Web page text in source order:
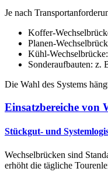
Je nach
Koffer-
Planen-
Kühl-
Sonderaufbauten: z.
Die Wahl des Systems
Einsatzbereiche von
Stückgut- und
Wechselbrücken sind
erhöht die tägliche